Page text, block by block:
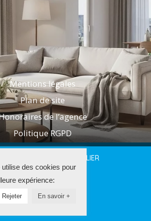
Mentions légales
Plan de site
de l’agence
Politique RGPD
LES AGENTS DE L'IMMOBILIER
La Solution Immo
des cookies pour
expérience:
Rejeter En savoir +